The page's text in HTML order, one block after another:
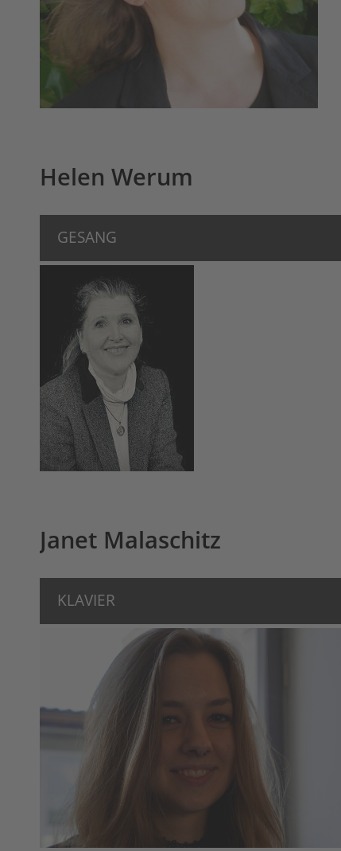
Helen Werum
GESANG
Janet Malaschitz
KLAVIER